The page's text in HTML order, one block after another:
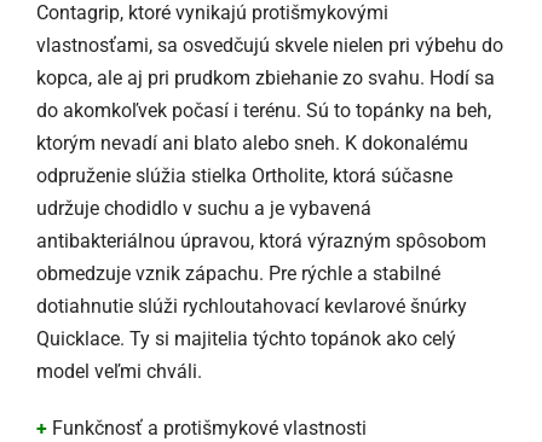
Contagrip, ktoré vynikajú protišmykovými
vlastnosťami, sa osvedčujú skvele nielen pri výbehu do
kopca, ale aj pri prudkom zbiehanie zo svahu. Hodí sa
do akomkoľvek počasí i terénu. Sú to topánky na beh,
ktorým nevadí ani blato alebo sneh. K dokonalému
odpruženie slúžia stielka Ortholite, ktorá súčasne
udržuje chodidlo v suchu a je vybavená
antibakteriálnou úpravou, ktorá výrazným spôsobom
obmedzuje vznik zápachu. Pre rýchle a stabilné
dotiahnutie slúži rychloutahovací kevlarové šnúrky
Quicklace. Ty si majitelia týchto topánok ako celý
model veľmi chváli.
+ Funkčnosť a protišmykové vlastnosti